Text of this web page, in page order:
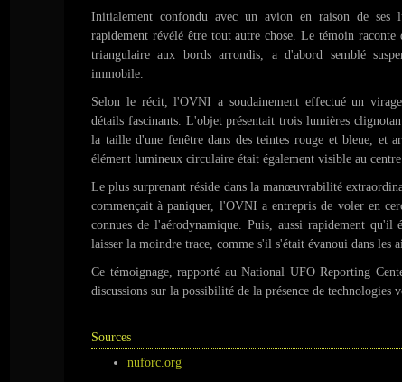
Initialement confondu avec un avion en raison de ses
rapidement révélé être tout autre chose. Le témoin
triangulaire aux bords arrondis, a d'abord semblé
immobile.
Selon le récit, l'OVNI a soudainement effectué un
détails fascinants. L'objet présentait trois lumières
la taille d'une fenêtre dans des teintes rouge et bleue, et
élément lumineux circulaire était également visible au
Le plus surprenant réside dans la manœuvrabilité
commençait à paniquer, l'OVNI a entrepris de voler en
connues de l'aérodynamique. Puis, aussi rapidement qu'il
laisser la moindre trace, comme s'il s'était évanoui dans les
Ce témoignage, rapporté au National UFO Reporting
discussions sur la possibilité de la présence de technologies
Sources
nuforc.org